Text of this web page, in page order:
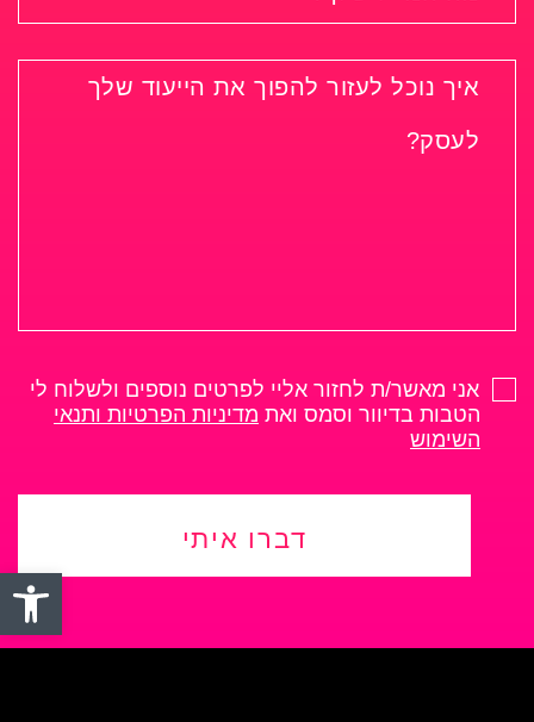
פתח
אני מאשר/ת לחזור אליי לפרטים נוספים ולשלוח לי
הטבות בדיוור וסמס ואת מדיניות הפרטיות ותנאי
השימוש
דברו איתי